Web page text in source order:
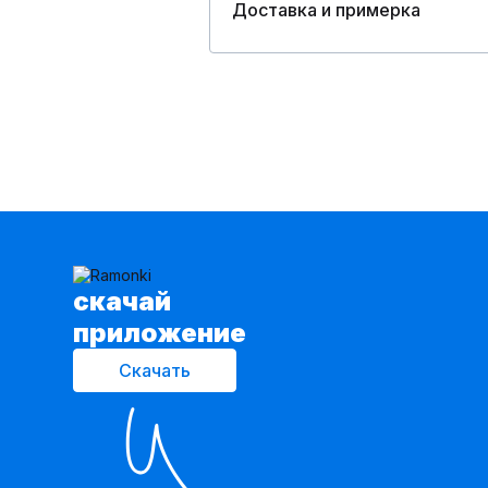
Доставка и примерка
cкачай
приложение
Скачать